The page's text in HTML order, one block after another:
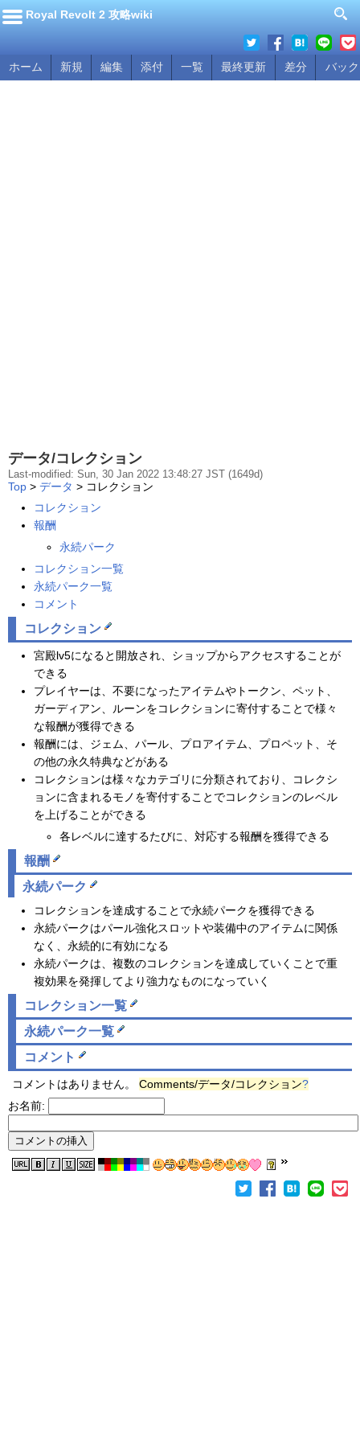
Royal Revolt 2 攻略wiki
ホーム 新規 編集 添付 一覧 最終更新 差分 バッ
データ/コレクション
Last-modified: Sun, 30 Jan 2022 13:48:27 JST (1649d)
Top > データ > コレクション
コレクション
報酬
永続パーク
コレクション一覧
永続パーク一覧
コメント
コレクション
宮殿lv5になると開放され、ショップからアクセスすることが
できる
プレイヤーは、不要になったアイテムやトークン、ペット、
ガーディアン、ルーンをコレクションに寄付することで様々
な報酬が獲得できる
報酬には、ジェム、パール、プロアイテム、プロペット、そ
の他の永久特典などがある
コレクションは様々なカテゴリに分類されており、コレクシ
ョンに含まれるモノを寄付することでコレクションのレベル
を上げることができる
各レベルに達するたびに、対応する報酬を獲得できる
報酬
永続パーク
コレクションを達成することで永続パークを獲得できる
永続パークはパール強化スロットや装備中のアイテムに関係
なく、永続的に有効になる
永続パークは、複数のコレクションを達成していくことで重
複効果を発揮してより強力なものになっていく
コレクション一覧
永続パーク一覧
コメント
コメントはありません。 Comments/データ/コレクション?
お名前: